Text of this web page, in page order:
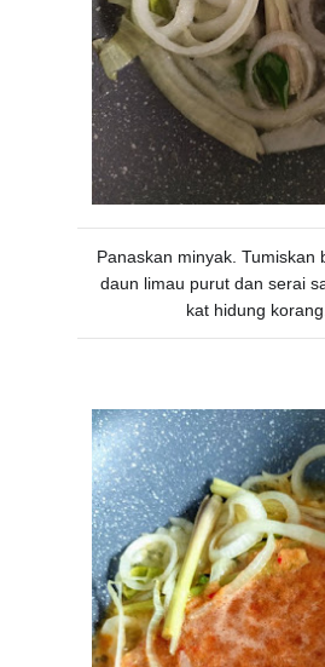
Panaskan minyak. Tumiskan
daun limau purut dan serai
kat hidung